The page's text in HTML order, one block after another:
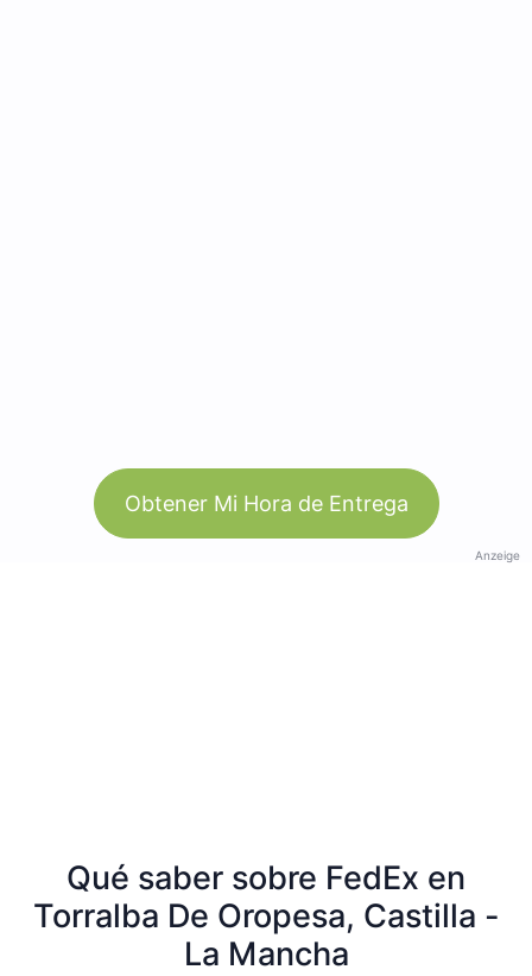
Obtener Mi Hora de Entrega
Anzeige
Qué saber sobre FedEx en
Torralba De Oropesa, Castilla -
La Mancha